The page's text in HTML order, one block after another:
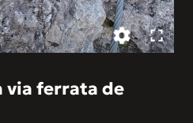
via ferrata de